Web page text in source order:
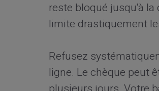
reste bloqué jusqu'à
limite drastiquement
Refusez
ligne. Le chèque peut